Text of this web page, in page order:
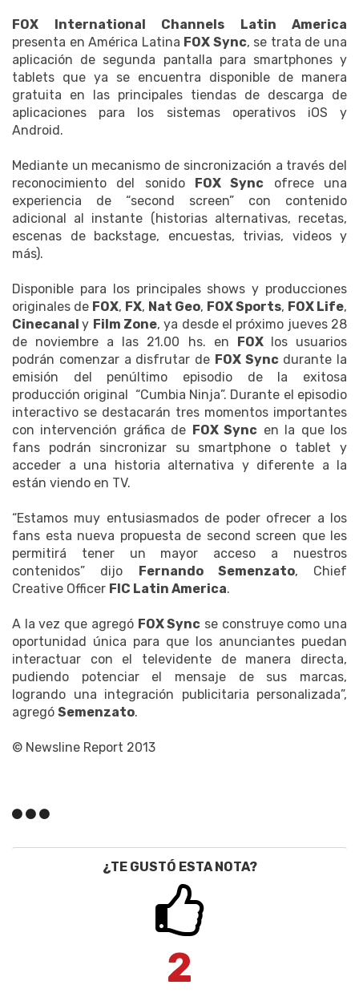
FOX International Channels Latin America
presenta en América Latina FOX Sync, se trata de una
aplicación de segunda pantalla para smartphones y
tablets que ya se encuentra disponible de manera
gratuita en las principales tiendas de descarga de
aplicaciones para los sistemas operativos iOS y
Android.
Mediante un mecanismo de sincronización a través del
reconocimiento del sonido FOX Sync ofrece una
experiencia de “second screen” con contenido
adicional al instante (historias alternativas, recetas,
escenas de backstage, encuestas, trivias, videos y
más).
Disponible para los principales shows y producciones
originales de FOX, FX, Nat Geo, FOX Sports, FOX Life,
Cinecanaly Film Zone, ya desde el próximo jueves 28
de noviembre a las 21.00 hs. en FOX los usuarios
podrán comenzar a disfrutar de FOX Syncdurante la
emisión del penúltimo episodio de la exitosa
producción original “Cumbia Ninja”. Durante el episodio
interactivo se destacarán tres momentos importantes
con intervención gráfica de FOX Sync en la que los
fans podrán sincronizar su smartphone o tablet y
acceder a una historia alternativa y diferente a la
están viendo en TV.
“Estamos muy entusiasmados de poder ofrecer a los
fans esta nueva propuesta de second screen que les
permitirá tener un mayor acceso a nuestros
contenidos” dijo Fernando Semenzato, Chief
Creative Officer FIC Latin America.
A la vez que agregó FOX Sync se construye como una
oportunidad única para que los anunciantes puedan
interactuar con el televidente de manera directa,
pudiendo potenciar el mensaje de sus marcas,
logrando una integración publicitaria personalizada”,
agregó Semenzato.
© Newsline Report 2013
¿TE GUSTÓ ESTA NOTA?
2